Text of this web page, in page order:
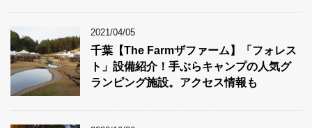
2021/04/05
千葉【The Farmザファーム】「フォレス
ト」設備紹介！手ぶらキャンプの人気グ
ランピング施設。アクセス情報も